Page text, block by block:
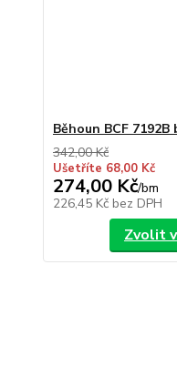
Běhoun BCF
342,00 Kč
Ušetříte 68,00 Kč
274,00 Kč/bm
226,45 Kč bez DPH
Zvolit